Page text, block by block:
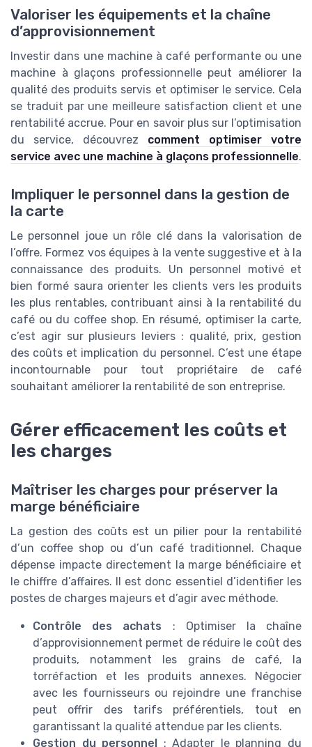
Valoriser les équipements et la chaîne
d’approvisionnement
Investir dans une machine à café performante ou une
machine à glaçons professionnelle peut améliorer la
qualité des produits servis et optimiser le service. Cela
se traduit par une meilleure satisfaction client et une
rentabilité accrue. Pour en savoir plus sur l’optimisation
du service, découvrez comment optimiser votre
service avec une machine à glaçons professionnelle.
Impliquer le personnel dans la gestion de
la carte
Le personnel joue un rôle clé dans la valorisation de
l’offre. Formez vos équipes à la vente suggestive et à la
connaissance des produits. Un personnel motivé et
bien formé saura orienter les clients vers les produits
les plus rentables, contribuant ainsi à la rentabilité du
café ou du coffee shop. En résumé, optimiser la carte,
c’est agir sur plusieurs leviers : qualité, prix, gestion
des coûts et implication du personnel. C’est une étape
incontournable pour tout propriétaire de café
souhaitant améliorer la rentabilité de son entreprise.
Gérer efficacement les coûts et
les charges
Maîtriser les charges pour préserver la
marge bénéficiaire
La gestion des coûts est un pilier pour la rentabilité
d’un coffee shop ou d’un café traditionnel. Chaque
dépense impacte directement la marge bénéficiaire et
le chiffre d’affaires. Il est donc essentiel d’identifier les
postes de charges majeurs et d’agir avec méthode.
Contrôle des achats : Optimiser la chaîne
d’approvisionnement permet de réduire le coût des
produits, notamment les grains de café, la
torréfaction et les produits annexes. Négocier
avec les fournisseurs ou rejoindre une franchise
peut offrir des tarifs préférentiels, tout en
garantissant la qualité attendue par les clients.
Gestion du personnel
: Adapter le planning du